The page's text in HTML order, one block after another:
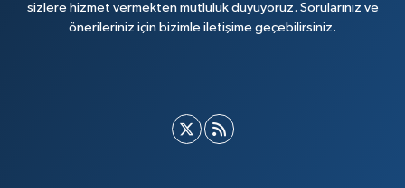
sizlere hizmet vermekten mutluluk duyuyoruz. Sorularınız ve
önerileriniz için bizimle iletişime geçebilirsiniz.